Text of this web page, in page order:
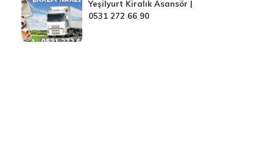
Yeşilyurt Kiralık Asansör |
0531 272 66 90